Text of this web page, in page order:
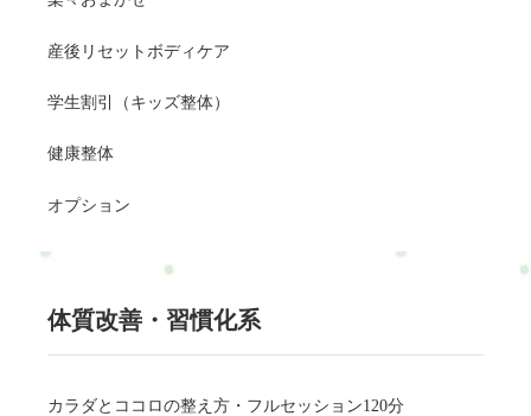
産後リセットボディケア
学生割引（キッズ整体）
健康整体
オプション
体質改善・習慣化系
カラダとココロの整え方・フルセッション120分